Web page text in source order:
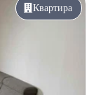
Квартира